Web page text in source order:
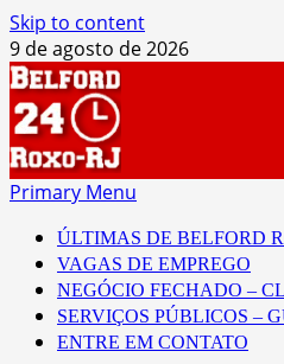
Skip to content
9 de agosto de 2026
Primary Menu
ÚLTIMAS DE BELFORD
VAGAS DE EMPREGO
NEGÓCIO FECHADO –
SERVIÇOS PÚBLICOS –
ENTRE EM CONTATO